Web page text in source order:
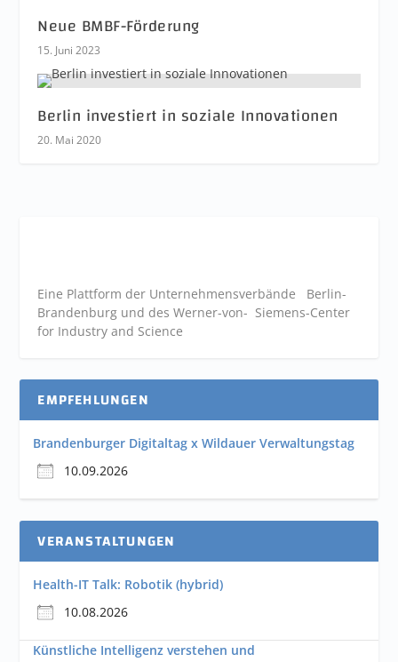
Neue BMBF-Förderung
15. Juni 2023
Berlin investiert in soziale Innovationen
20. Mai 2020
Eine Plattform der Unternehmensverbände Berlin-
Brandenburg und des Werner-von- Siemens-Center
for Industry and Science
EMPFEHLUNGEN
Brandenburger Digitaltag x Wildauer Verwaltungstag
10.09.2026
VERANSTALTUNGEN
Health-IT Talk: Robotik (hybrid)
10.08.2026
Künstliche Intelligenz verstehen und